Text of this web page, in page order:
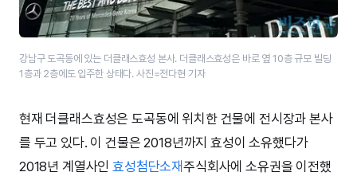
강남구 도곡동에 있는 더클래스효성 본사. 더클래스효성은 바로 옆 10층 규모 빌딩
1층과 2층에도 입주한 상태다. 사진=전다현 기자
현재 더클래스효성은 도곡동에 위치한 건물에 전시장과 본사
를 두고 있다. 이 건물은 2018년까지 효성이 소유했다가
2018년 계열사인 효성첨단소재주식회사에 소유권을 이전했